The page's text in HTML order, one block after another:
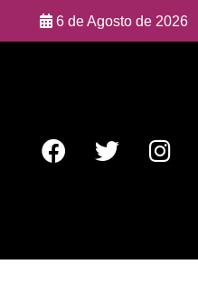
6 de Agosto de 2026